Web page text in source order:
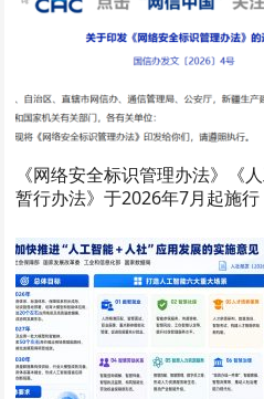
《网络安全标识管理办法》《
暂行办法》于2026年7月起施行